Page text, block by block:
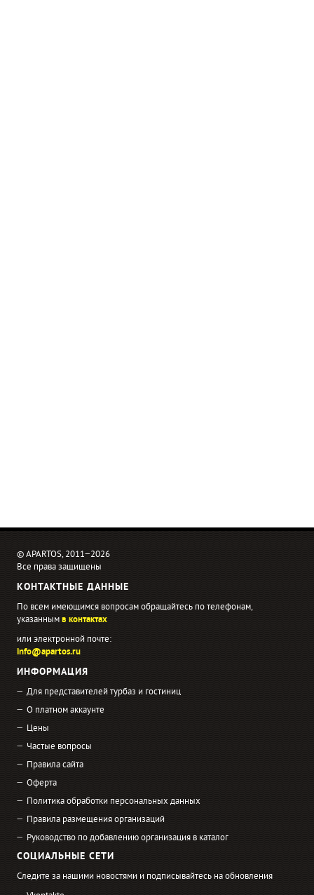
© APARTOS, 2011−2026
Все права защищены
КОНТАКТНЫЕ ДАННЫЕ
По всем имеющимся вопросам обращайтесь по телефонам,
указаннымв контактах
или электронной почте:
info@apartos.ru
ИНФОРМАЦИЯ
Для представителей турбаз и гостиниц
О платном аккаунте
Цены
Частые вопросы
Правила сайта
Оферта
Политика обработки персональных данных
Правила размещения организаций
Руководство по добавлению организация в каталог
СОЦИАЛЬНЫЕ СЕТИ
Следите за нашими новостями и подписывайтесь на обновления